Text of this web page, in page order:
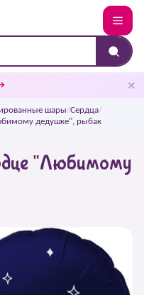
✕
шары/Сердца/
дедушке", рыбак
"Любимому